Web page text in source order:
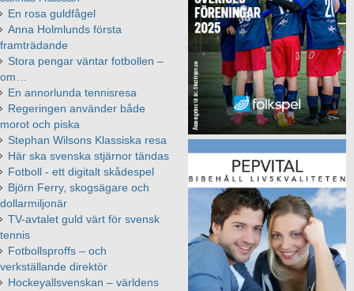
En rosa guldfågel
Anna Holmlunds första
framträdande
Stora pengar väntar fotbollen –
om…
En annorlunda tennisresa
Regeringen använder både
morot och piska
Stephan Wilsons Klassiska resa
Här ska svenska stjärnor tändas
Fotboll - ett digitalt skådespel
Björn Ferry, skogsägare och
dollarmiljonär
TV-avtalet guld värt för svensk
tennis
Fotbollsproffs – och
verkställande direktör
Hockeyallsvenskan – världens